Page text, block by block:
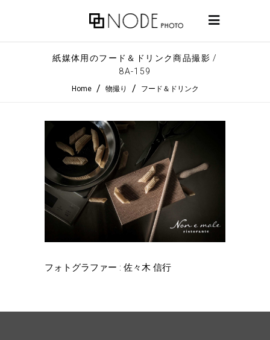
紙媒体用のフード＆ドリンク商品撮影 /
8A-159
Home/ 物撮り / フード＆ドリンク
フォトグラファー : 佐々木 信行